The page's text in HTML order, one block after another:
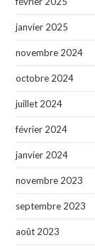
janvier 2025
novembre 2024
octobre 2024
juillet 2024
février 2024
janvier 2024
novembre 2023
septembre 2023
août 2023